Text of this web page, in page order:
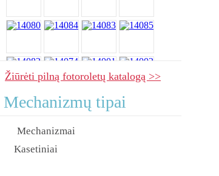
Žiūrėti pilną fotoroletų katalogą >>
Mechanizmų tipai
Mechanizmai
Kasetiniai